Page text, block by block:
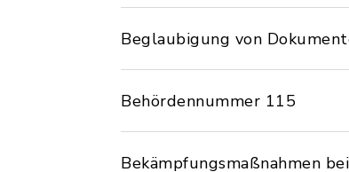
Beglaubigung von
Behördennummer 115
Bekämpfungsmaßnahmen